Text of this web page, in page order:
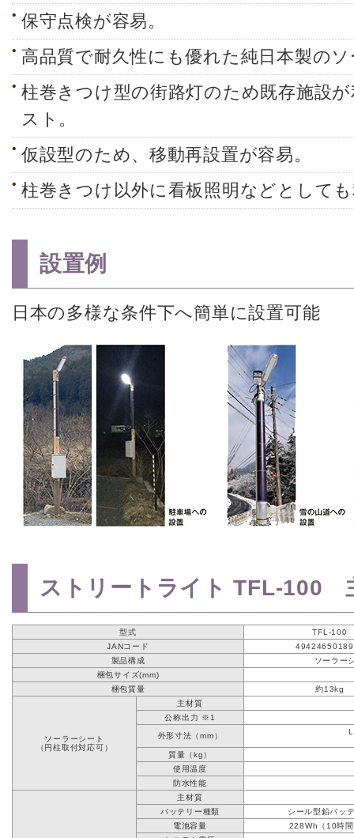
保守点検が容易。
高品質で耐久性にも優れた純日本製の
柱巻きつけ型の街路灯のため既存施設
スト。
仮設型のため、移動再設置が容易。
柱巻きつけ以外に看板照明などとして
設置例
日本の多様な条件下へ簡単に設置可能
ストリートライト TFL-100
型式
TFL-100
JANコード
製品構成
ソーラー
梱包サイズ(mm)
梱包質量
約13kg
ソーラーシート
（円柱取付対応可）
主材質
公称出力 ※1
外形寸法（mm）
質量（kg）
使用温度
防水性能
主材質
バッテリー種類
シール型鉛バッ
電池容量
228Wh（10時